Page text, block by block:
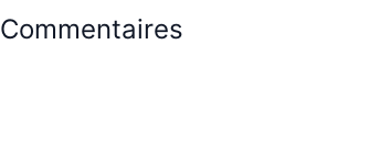
Commentaires